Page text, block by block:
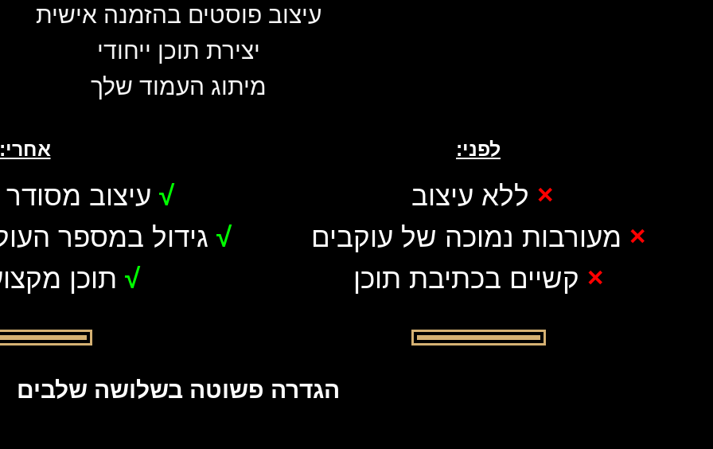
עיצוב פוסטים בהזמנה אישית
יצירת תוכן ייחודי
מיתוג העמוד שלך
לפני:
× ללא עיצוב
× מעורבות נמוכה של עוקבים
× קשיים בכתיבת תוכן
אחרי:
√ עיצוב מסודר
√ גידול במספר
√ תוכן
הגדרה פשוטה בשלושה שלבים